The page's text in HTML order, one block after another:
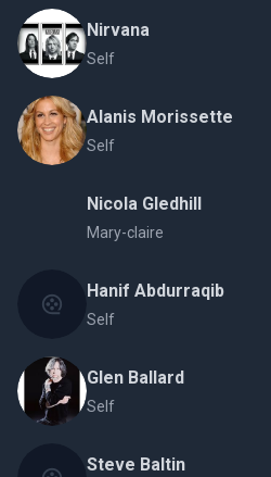
Nirvana
Self
Alanis Morissette
Self
Nicola Gledhill
Mary-claire
Hanif Abdurraqib
Self
Glen Ballard
Self
Steve Baltin